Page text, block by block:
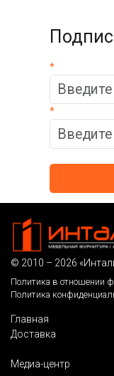
*
*
© 2010 – 2026
Политика в отношении
Политика
Главная
Доставка
Медиа-центр